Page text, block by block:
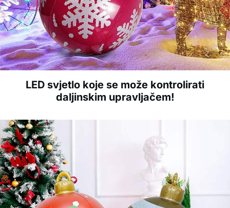
LED svjetlo koje se može kontrolirati
daljinskim upravljačem!